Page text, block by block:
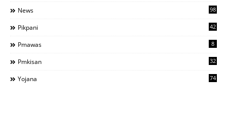
News 98
Pikpani 42
Pmawas 8
Pmkisan 32
Yojana 74